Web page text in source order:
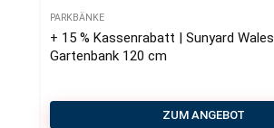
PARKBÄNKE
+ 15 % Kassenrabatt | Sunyard Wales
Gartenbank 120 cm
ZUM ANGEBOT